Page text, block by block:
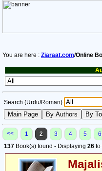
You are here : Ziaraat.com/Online
Search (Urdu/Roman)
<< 1 2 3 4 5 6
137 Book(s) found - Displaying 26 to